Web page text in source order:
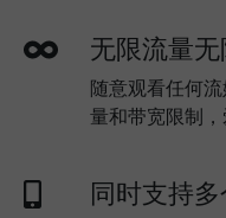
无限流量
随意观看任何
量和带宽限制，
同时支持